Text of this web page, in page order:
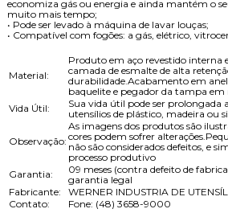
economiza gás ou energia e ainda mantém o
muito mais tempo;
• Pode ser levado à máquina de lavar louças;
• Compatível com fogões: a gás, elétrico,
Material:
Produto em aço revestido interna
camada de esmalte de alta
durabilidade.Acabamento em
baquelite e pegador da tampa
Vida Útil:
Sua vida útil pode ser prolongada
utensílios de plástico, madeira ou
Observação:
As imagens dos produtos são
cores podem sofrer
não são considerados defeitos, e
processo produtivo
Garantia:
09 meses (contra defeito de
garantia legal
Fabricante:
WERNER INDUSTRIA DE
Contato:
Fone: (48) 3658-9000